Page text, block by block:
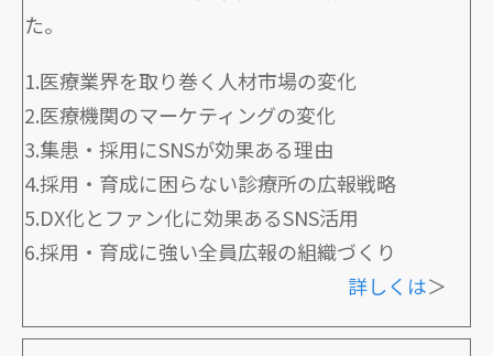
た。
1.医療業界を取り巻く人材市場の変化
2.医療機関のマーケティングの変化
3.集患・採用にSNSが効果ある理由
4.採用・育成に困らない診療所の広報戦略
5.DX化とファン化に効果あるSNS活用
6.採用・育成に強い全員広報の組織づくり
詳しくは＞